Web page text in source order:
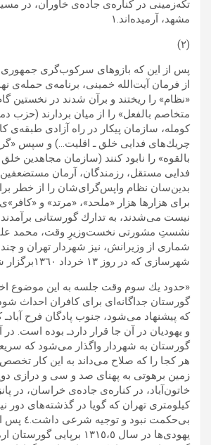
تكه‌زمينى در كناره‌ى جاده‌ى خاوران، در
مشهد، آرميده‌اند.۱
(٢)
پس از اين كه بازوهاى سرکوب‌گرى جمهورى
از فرمان آيت‌الله خمينى، برنامه‌ى حمله‌ى
«نظام» را ريختند و برآن شدند در نخستین
متخاصم بالفعل» را از ميان بردارند (حزب
كومله، سازمان پيكار در راه آزادى طبقه‌ى
چريك‌هاى فدايى خلق ـ اقليت…) و سپس
بالقوه» را نابود كنند (سازمان مجاهدين
فدايى مستقل، رزمندگان، آرمان
بدين‌سان نظام واپس‌گراى‌شان را از خطر
براى هزارها ‌هزار «ملحد»، «مرتد» و
نشستِ مشورتى نخست‌وزيرِ وقت، محمد على
شمارى از وزيرانش، نيز شهردار تهران و
شهرسازى كه در روز ١٣ خرداد ١٣٦٠برگزار شد، ‌چنین بود:
«حدود يك سوم وقت جلسه به اين موضوع
گورستان جداگانه‌اى براى كافران احداث
كه پيشنهاد مى‌شود، جنوب پادگان فرح آبادـ
و يهوديان در آن جا قرار داردـ بوده است. در
گورستان به شهردار واگذار مى‌شود كه
زمين برهوتى به پهناى صد و سی و درازى
خاتون‌آباد، در کناره‌ی جاده‌ى خراسان، در
كيلومترى تهران كه گويا در گذشته‌هاى دور
بی‌حکمت
يهودى‌ها در سال ١٣١٥،٥